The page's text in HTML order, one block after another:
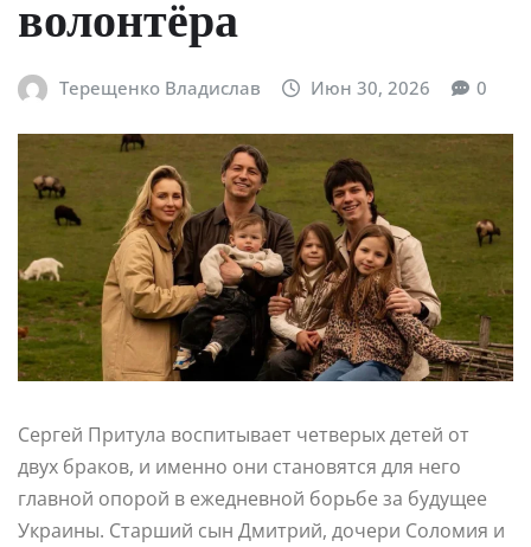
волонтёра
Терещенко Владислав Июн 30, 2026 0
Сергей Притула воспитывает четверых детей от
двух браков, и именно они становятся для него
главной опорой в ежедневной борьбе за будущее
Украины. Старший сын Дмитрий, дочери Соломия и